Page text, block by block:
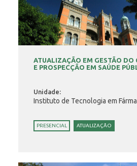
ATUALIZAÇÃO EM GESTÃO DO
E PROSPECÇÃO EM SAÚDE
Unidade:
Instituto de Tecnologia em
PRESENCIAL ATUALIZAÇÃO